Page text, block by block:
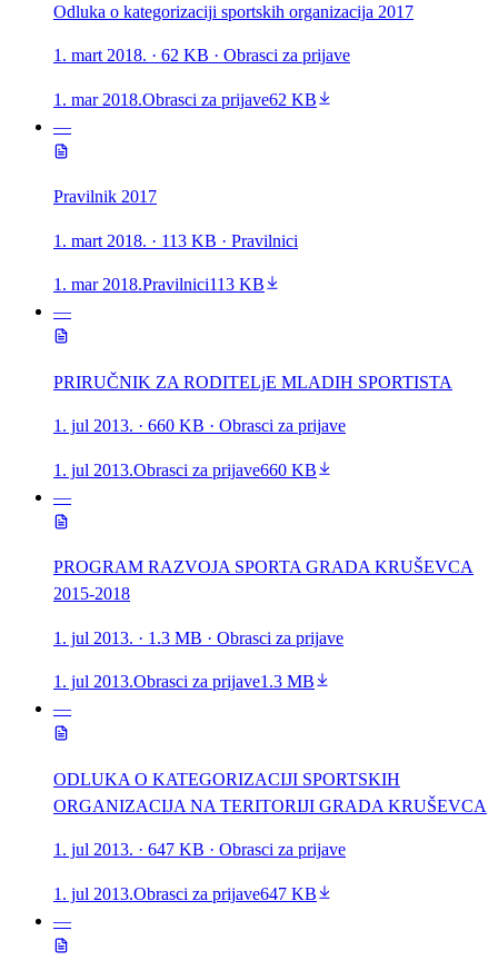
Odluka o kategorizaciji sportskih organizacija 2017
1. mart 2018. · 62 KB · Obrasci za prijave
1. mar 2018.Obrasci za prijave62 KB
—
Pravilnik 2017
1. mart 2018. · 113 KB · Pravilnici
1. mar 2018.Pravilnici113 KB
—
PRIRUČNIK ZA RODITELjE MLADIH SPORTISTA
1. jul 2013. · 660 KB · Obrasci za prijave
1. jul 2013.Obrasci za prijave660 KB
—
PROGRAM RAZVOJA SPORTA GRADA KRUŠEVCA
2015-2018
1. jul 2013. · 1.3 MB · Obrasci za prijave
1. jul 2013.Obrasci za prijave1.3 MB
—
ODLUKA O KATEGORIZACIJI SPORTSKIH
ORGANIZACIJA NA TERITORIJI GRADA KRUŠEVCA
1. jul 2013. · 647 KB · Obrasci za prijave
1. jul 2013.Obrasci za prijave647 KB
—